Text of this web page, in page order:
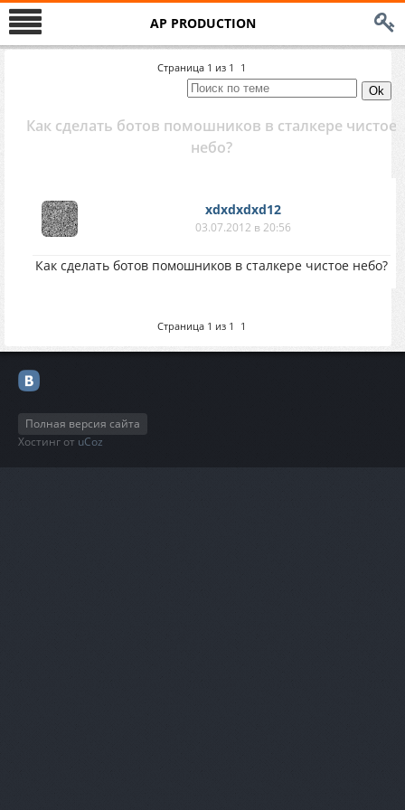
AP PRODUCTION
Страница 1 из 1 1
Как сделать ботов помошников в сталкере чистое
небо?
xdxdxdxd12
03.07.2012 в 20:56
Как сделать ботов помошников в сталкере чистое небо?
Страница 1 из 1 1
Полная версия сайта
Хостинг от uCoz